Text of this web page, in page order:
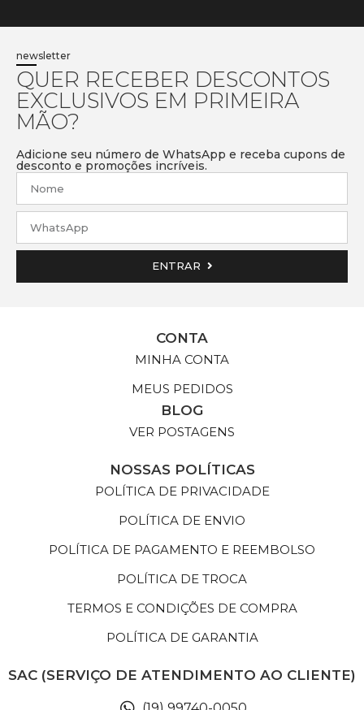
newsletter
QUER RECEBER DESCONTOS
EXCLUSIVOS EM PRIMEIRA
MÃO?
Adicione seu número de WhatsApp e receba cupons de
desconto e promoções incríveis.
ENTRAR
CONTA
MINHA CONTA
MEUS PEDIDOS
BLOG
VER POSTAGENS
NOSSAS POLÍTICAS
POLÍTICA DE PRIVACIDADE
POLÍTICA DE ENVIO
POLÍTICA DE PAGAMENTO E REEMBOLSO
POLÍTICA DE TROCA
TERMOS E CONDIÇÕES DE COMPRA
POLÍTICA DE GARANTIA
SAC (SERVIÇO DE ATENDIMENTO AO CLIENTE)